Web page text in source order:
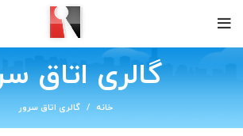
گالری اتاق
خانه گالری اتاق سرور